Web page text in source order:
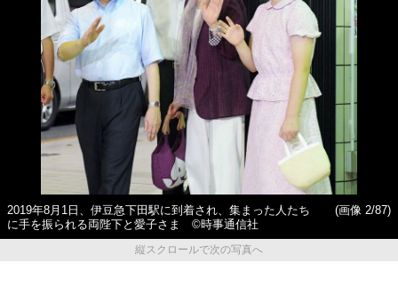
2019年8月1日、伊豆急下田駅に到着され、集まった人たち
に手を振られる両陛下と愛子さま ©時事通信社
(画像 2/87)
縦スクロールで次の写真へ